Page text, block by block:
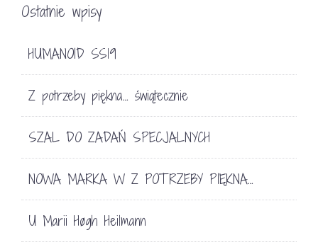
Ostatnie wpisy
HUMANOID SS19
Z potrzeby piękna… świątecznie
SZAL DO ZADAŃ SPECJALNYCH
NOWA MARKA W Z POTRZEBY PIĘKNA…
U Marii Høgh Heilmann